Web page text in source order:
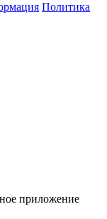
Политика
приложение